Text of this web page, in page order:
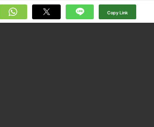
Copy Link